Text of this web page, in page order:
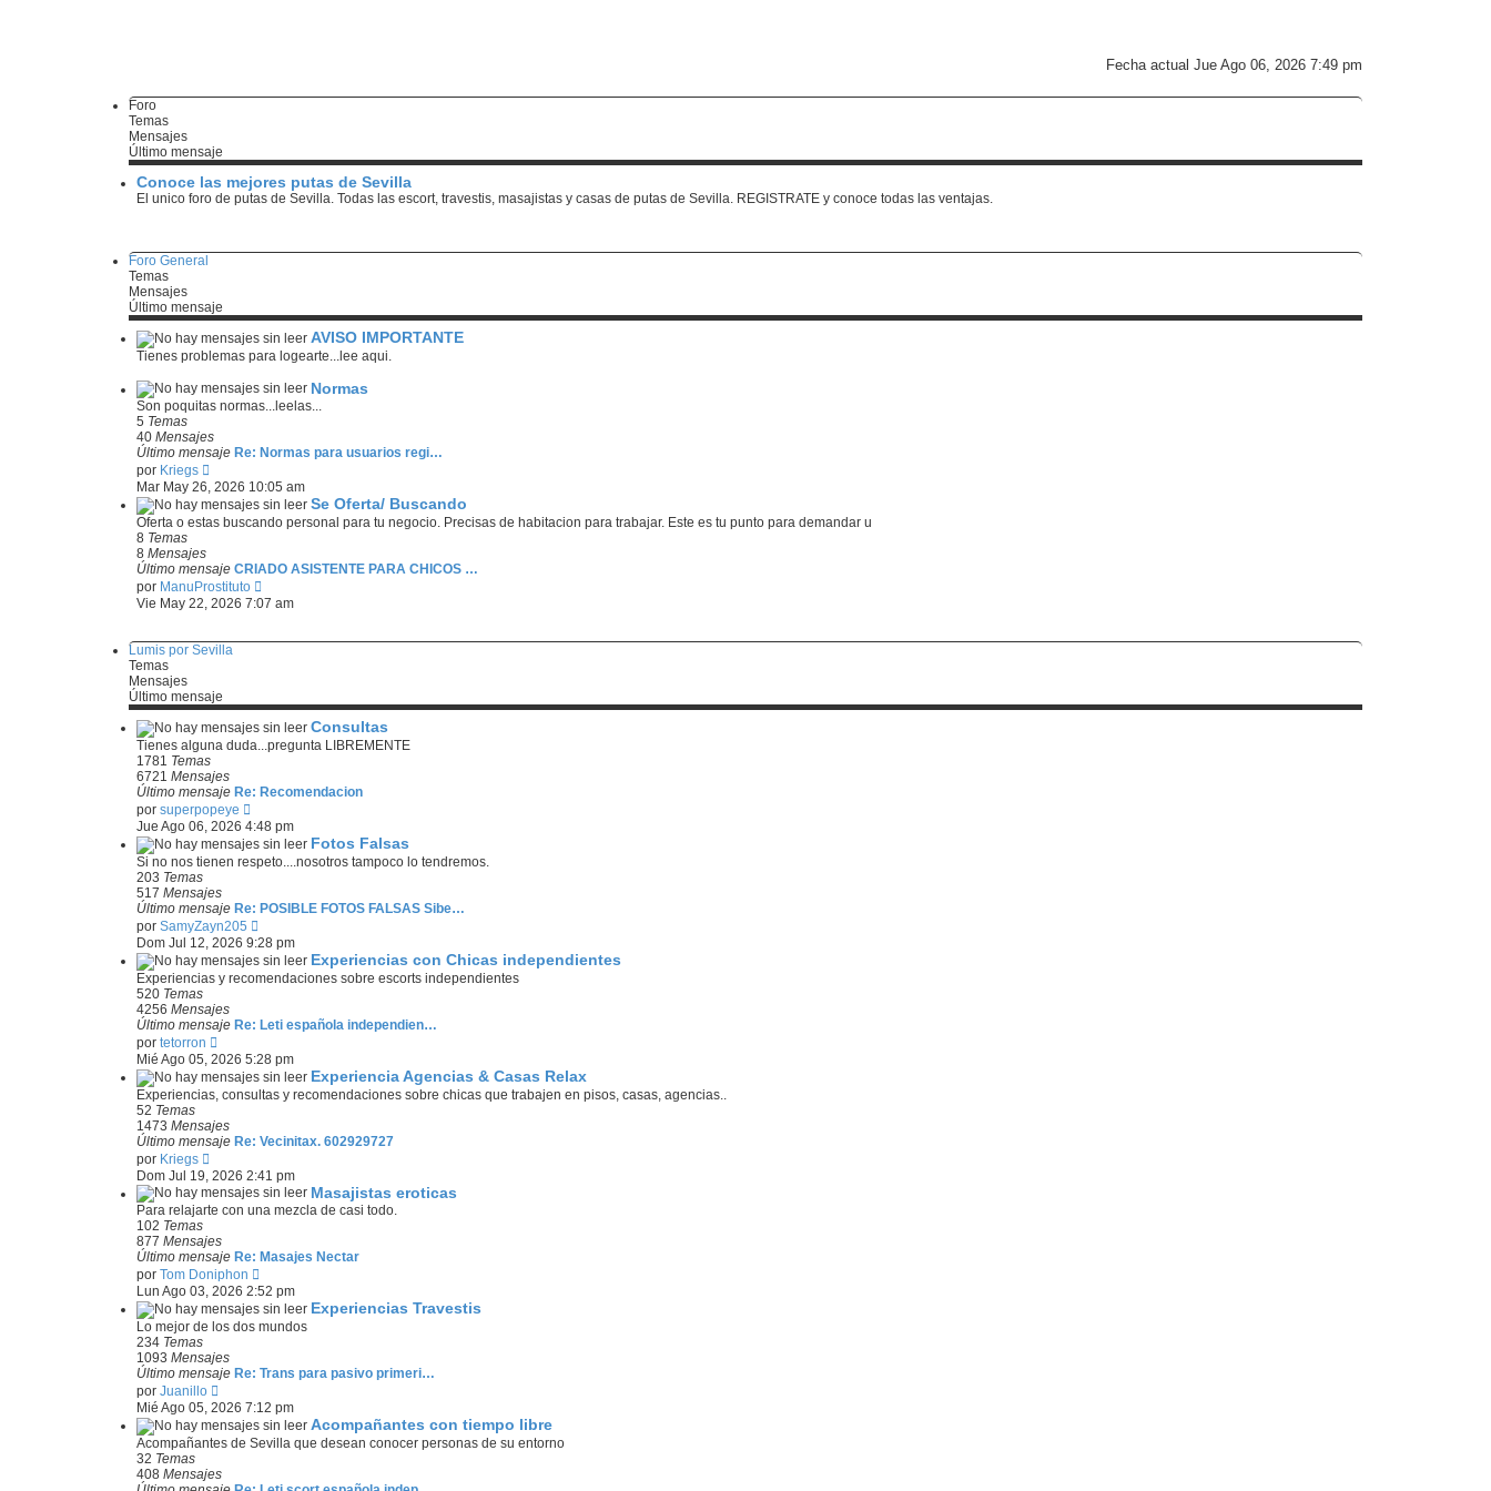
Fecha actual Jue Ago 06, 2026 7:49 pm
Foro
Temas
Mensajes
Último mensaje
Conoce las mejores putas de Sevilla
El unico foro de putas de Sevilla. Todas las escort, travestis, masajistas y casas de putas de Sevilla. REGISTRATE y conoce todas las ventajas.
Foro General
Temas
Mensajes
Último mensaje
AVISO IMPORTANTE
Tienes problemas para logearte...lee aqui.
Normas
Son poquitas normas...leelas...
5 Temas
40 Mensajes
Último mensaje Re: Normas para usuarios regi…
por Kriegs
e
r
ú
l
m
o
m
n
s
e
Mar May 26, 2026 10:05 am
Se Oferta/ Buscando
Oferta o estas buscando personal para tu negocio. Precisas de habitacion para trabajar. Este es tu punto para demandar u
8 Temas
8 Mensajes
Último mensaje CRIADO ASISTENTE PARA CHICOS …
por ManuProstituto
e
l
o
m
e
n
a
j
Vie May 22, 2026 7:07 am
Lumis por Sevilla
Temas
Mensajes
Último mensaje
Consultas
Tienes alguna duda...pregunta LIBREMENTE
1781 Temas
6721 Mensajes
Último mensaje Re: Recomendacion
por superpopeye
e
r
ú
l
m
o
m
e
n
j
Jue Ago 06, 2026 4:48 pm
Fotos Falsas
Si no nos tienen respeto....nosotros tampoco lo tendremos.
203 Temas
517 Mensajes
Último mensaje Re: POSIBLE FOTOS FALSAS Sibe…
por SamyZayn205
e
r
ú
l
i
m
m
e
n
j
Dom Jul 12, 2026 9:28 pm
Experiencias con Chicas independientes
Experiencias y recomendaciones sobre escorts independientes
520 Temas
4256 Mensajes
Último mensaje Re: Leti española independien…
por tetorron
e
ú
l
i
m
m
e
n
a
j
e
Mié Ago 05, 2026 5:28 pm
Experiencia Agencias & Casas Relax
Experiencias, consultas y recomendaciones sobre chicas que trabajen en pisos, casas, agencias..
52 Temas
1473 Mensajes
Último mensaje Re: Vecinitax. 602929727
por Kriegs
e
r
ú
l
i
m
o
m
e
n
a
j
e
Dom Jul 19, 2026 2:41 pm
Masajistas eroticas
Para relajarte con una mezcla de casi todo.
102 Temas
877 Mensajes
Último mensaje Re: Masajes Nectar
por Tom Doniphon
e
ú
l
i
m
m
e
n
Lun Ago 03, 2026 2:52 pm
Experiencias Travestis
Lo mejor de los dos mundos
234 Temas
1093 Mensajes
Último mensaje Re: Trans para pasivo primeri…
por Juanillo
e
r
ú
l
i
Mié Ago 05, 2026 7:12 pm
Acompañantes con tiempo libre
Acompañantes de Sevilla que desean conocer personas de su entorno
32 Temas
408 Mensajes